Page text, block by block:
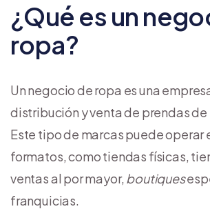
¿Qué es un
ropa?
Un negocio de ropa es una
distribución y venta de prendas
Este tipo de marcas puede operar
formatos, como tiendas físicas,
ventas al por mayor, boutiques
franquicias.